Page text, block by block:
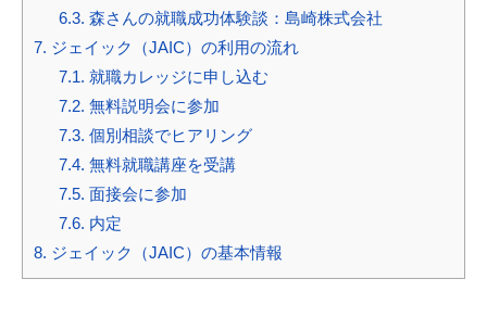
6.3. 森さんの就職成功体験談：島崎株式会社
7. ジェイック（JAIC）の利用の流れ
7.1. 就職カレッジに申し込む
7.2. 無料説明会に参加
7.3. 個別相談でヒアリング
7.4. 無料就職講座を受講
7.5. 面接会に参加
7.6. 内定
8. ジェイック（JAIC）の基本情報